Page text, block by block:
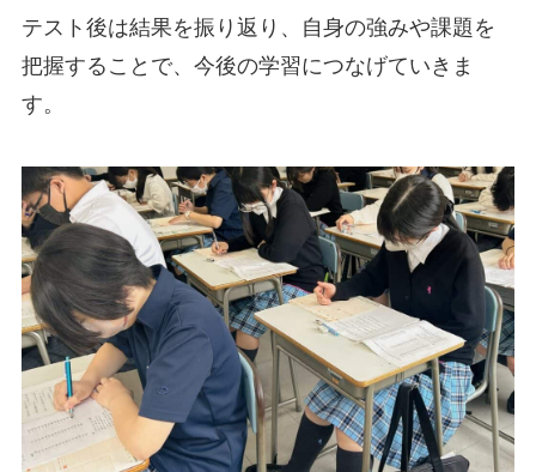
テスト後は結果を振り返り、自身の強みや課題を
把握することで、今後の学習につなげていきま
す。